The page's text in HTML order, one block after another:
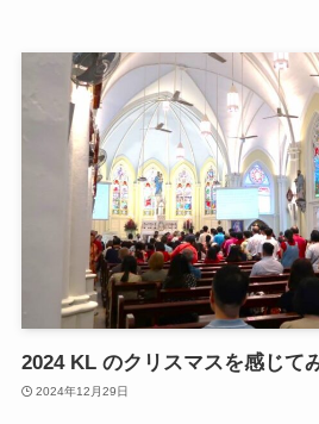
2024 KL のクリスマスを感じて
2024年12月29日